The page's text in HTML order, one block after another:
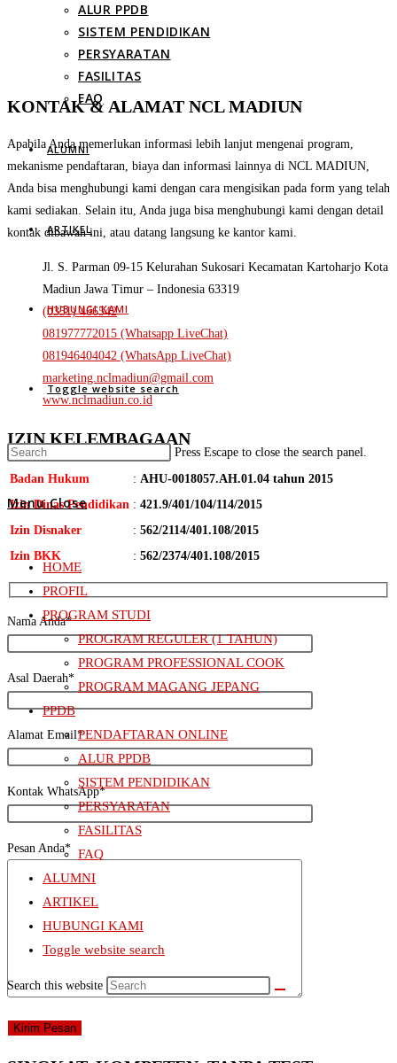
ALUR PPDB
SISTEM PENDIDIKAN
PERSYARATAN
FASILITAS
FAQ
ALUMNI
ARTIKEL
HUBUNGI KAMI
Toggle website search
Press Escape to close the search panel.
Menu Close
HOME
PROFIL
PROGRAM STUDI
PROGRAM REGULER (1 TAHUN)
PROGRAM PROFESSIONAL COOK
PROGRAM MAGANG JEPANG
PPDB
PENDAFTARAN ONLINE
ALUR PPDB
SISTEM PENDIDIKAN
PERSYARATAN
FASILITAS
FAQ
ALUMNI
ARTIKEL
HUBUNGI KAMI
Toggle website search
Search this website
KONTAK & ALAMAT NCL MADIUN
Apabila Anda memerlukan informasi lebih lanjut mengenai program,
mekanisme pendaftaran, biaya dan informasi lainnya di NCL MADIUN,
Anda bisa menghubungi kami dengan cara mengisikan pada form yang telah
kami sediakan. Selain itu, Anda juga bisa menghubungi kami dengan detail
kontak dibawah ini, atau datang langsung ke kantor kami.
Jl. S. Parman 09-15 Kelurahan Sukosari Kecamatan Kartoharjo Kota
Madiun Jawa Timur – Indonesia 63319
(0351) 466542
081977772015 (Whatsapp LiveChat)
081946404042 (WhatsApp LiveChat)
marketing.nclmadiun@gmail.com
www.nclmadiun.co.id
IZIN KELEMBAGAAN
Badan Hukum : AHU-0018057.AH.01.04 tahun 2015
Izin Dinas Pendidikan : 421.9/401/104/114/2015
Izin Disnaker
: 562/2114/401.108/2015
Izin BKK
: 562/2374/401.108/2015
Nama Anda*
Asal Daerah*
Alamat Email*
Kontak WhatsApp*
Pesan Anda*